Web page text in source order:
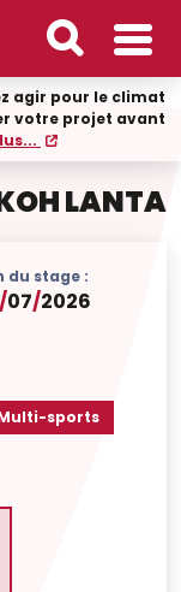
agir pour le climat
votre projet avant
LANTA
du stage :
/07/2026
sports